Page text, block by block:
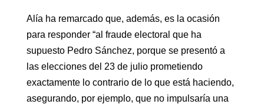
Alía ha remarcado que, además, es la ocasión
para responder “al fraude electoral que ha
supuesto Pedro Sánchez, porque se presentó a
las elecciones del 23 de julio prometiendo
exactamente lo contrario de lo que está haciendo,
asegurando, por ejemplo, que no impulsaría una